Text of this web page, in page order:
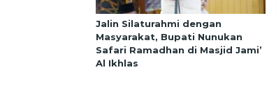
Jalin Silaturahmi dengan
Masyarakat, Bupati Nunukan
Safari Ramadhan di Masjid Jami’
Al Ikhlas